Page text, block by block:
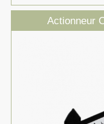
Actionneur